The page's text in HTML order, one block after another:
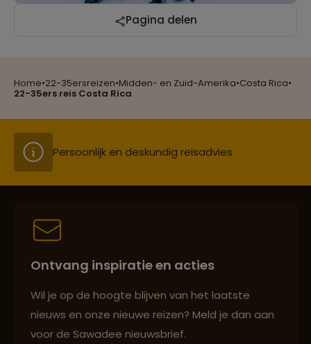
Home•22-35ersreizen•Midden- en Zuid-Amerika•Costa Rica•
22-35ers reis Costa Rica
Pagina delen
Reizen met oog voor mens, cultuur en milieu
Groepsreizen mét indivuele vrijheid
Persoonlijk en deskundig reisadvies
Best beoordeelde reisroutes
Ontvang inspiratie en acties
Wil je op de hoogte blijven van het laatste
nieuws en onze nieuwe reizen? Meld je dan aan
voor de Sawadee nieuwsbrief.